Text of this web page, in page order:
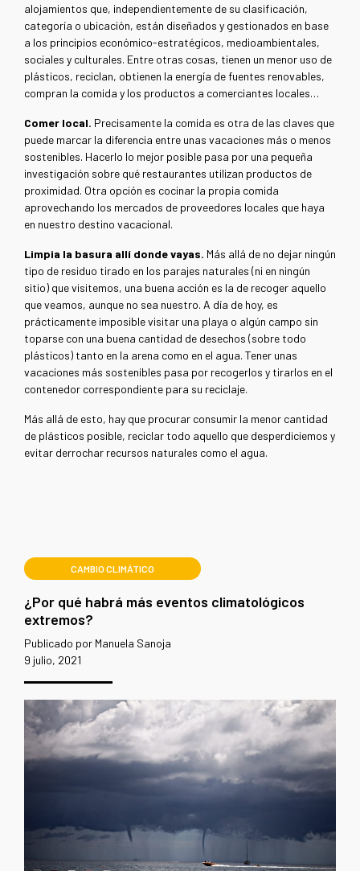
alojamientos que, independientemente de su clasificación,
categoría o ubicación, están diseñados y gestionados en base
a los principios económico-estratégicos, medioambientales,
sociales y culturales. Entre otras cosas, tienen un menor uso de
plásticos, reciclan, obtienen la energía de fuentes renovables,
compran la comida y los productos a comerciantes locales…
Comer local. Precisamente la comida es otra de las claves que
puede marcar la diferencia entre unas vacaciones más o menos
sostenibles. Hacerlo lo mejor posible pasa por una pequeña
investigación sobre qué restaurantes utilizan productos de
proximidad. Otra opción es cocinar la propia comida
aprovechando los mercados de proveedores locales que haya
en nuestro destino vacacional.
Limpia la basura allí donde vayas. Más allá de no dejar ningún
tipo de residuo tirado en los parajes naturales (ni en ningún
sitio) que visitemos, una buena acción es la de recoger aquello
que veamos, aunque no sea nuestro. A día de hoy, es
prácticamente imposible visitar una playa o algún campo sin
toparse con una buena cantidad de desechos (sobre todo
plásticos) tanto en la arena como en el agua. Tener unas
vacaciones más sostenibles pasa por recogerlos y tirarlos en el
contenedor correspondiente para su reciclaje.
Más allá de esto, hay que procurar consumir la menor cantidad
de plásticos posible, reciclar todo aquello que desperdiciemos y
evitar derrochar recursos naturales como el agua.
CAMBIO CLIMÁTICO
¿Por qué habrá más eventos climatológicos
extremos?
Publicado por Manuela Sanoja
9 julio, 2021